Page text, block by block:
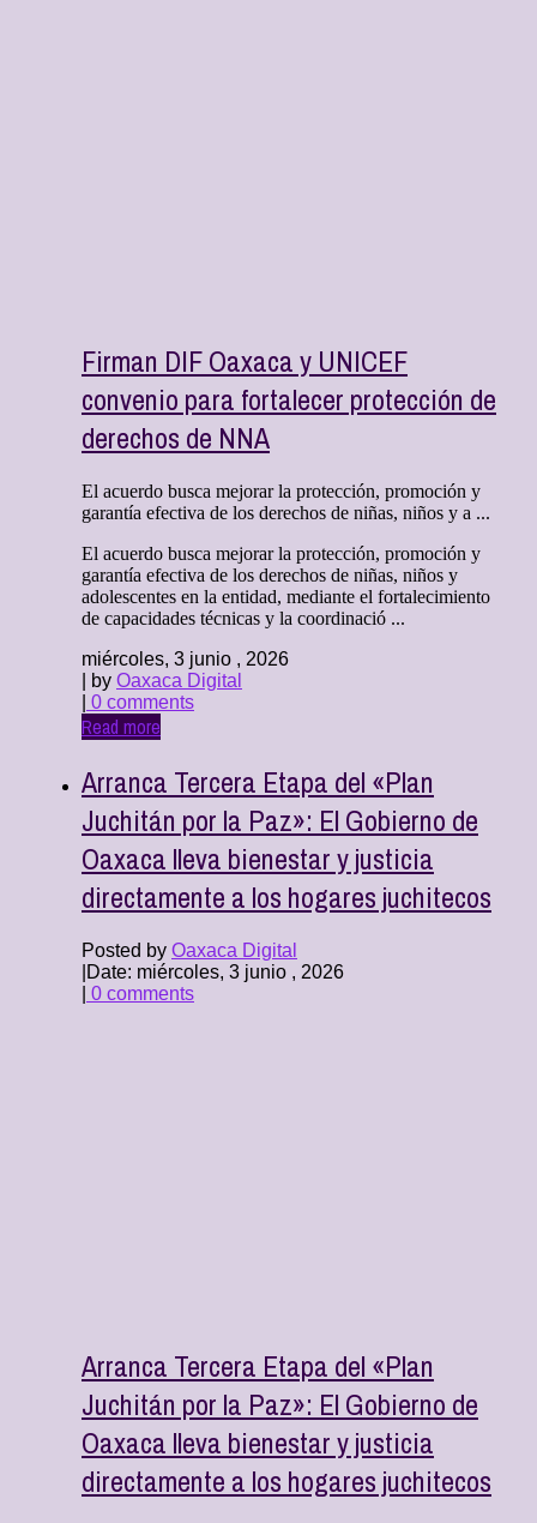
Firman DIF Oaxaca y UNICEF
convenio para fortalecer protección de
derechos de NNA
El acuerdo busca mejorar la protección, promoción y
garantía efectiva de los derechos de niñas, niños y a ...
El acuerdo busca mejorar la protección, promoción y
garantía efectiva de los derechos de niñas, niños y
adolescentes en la entidad, mediante el fortalecimiento
de capacidades técnicas y la coordinació ...
miércoles, 3 junio , 2026
| by Oaxaca Digital
0 comments
Read more
Arranca Tercera Etapa del «Plan
Juchitán por la Paz»: El Gobierno de
Oaxaca lleva bienestar y justicia
directamente a los hogares juchitecos
Posted by Oaxaca Digital
Date: miércoles, 3 junio , 2026
0 comments
Arranca Tercera Etapa del «Plan
Juchitán por la Paz»: El Gobierno de
Oaxaca lleva bienestar y justicia
directamente a los hogares juchitecos